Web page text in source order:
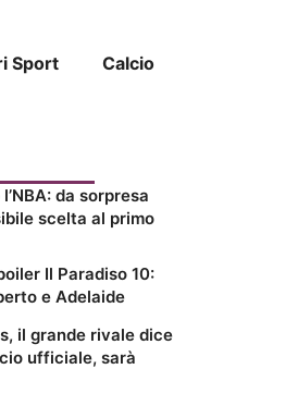
Sport Calcio
da sorpresa
scelta al primo
Il Paradiso 10:
e Adelaide
il grande rivale dice
ufficiale, sarà